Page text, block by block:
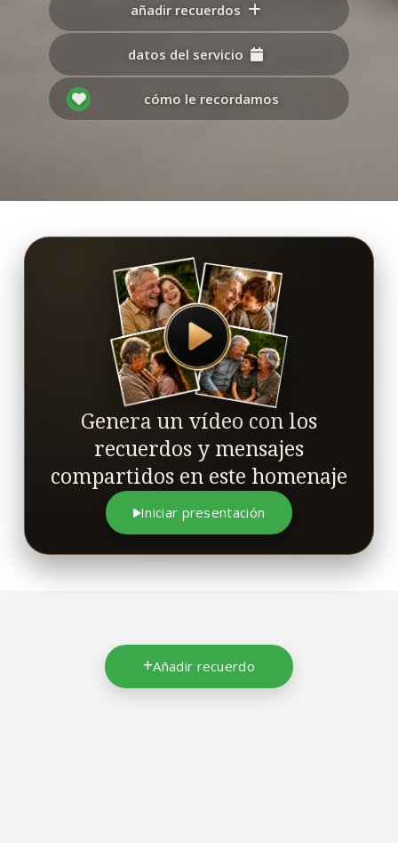
añadir recuerdos
datos del servicio
cómo le recordamos
Genera un vídeo con los
recuerdos y mensajes
compartidos en este homenaje
Iniciar presentación
Añadir recuerdo